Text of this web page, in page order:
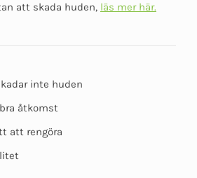
att skada huden, läs mer här.
inte huden
åtkomst
att rengöra